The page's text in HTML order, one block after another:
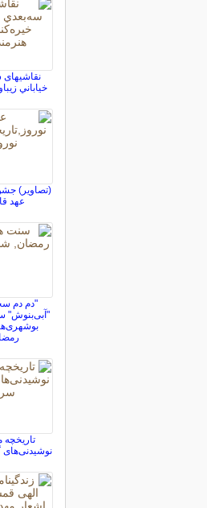
خياباني
(تصاویر)
عهد
"دم دم
"آبی‌بنوش"